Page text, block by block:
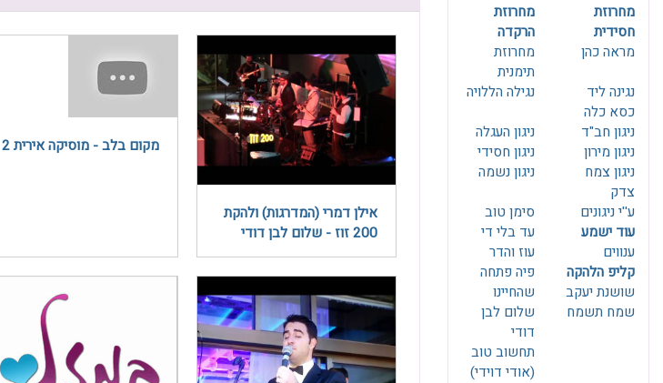
אילן דמרי (המדרגות) ולהקת
200 זוז - שלום לבן דודי
מקום בלב - מוסיקה אירית 2
מחרוזת
הרקדה
מחרוזת
חסידית
מחרוזת
תימנית
מראה כהן
נגילה הללויה
נגינה ליד
כסא כלה
ניגון העגלה
ניגון חב"ד
ניגון חסידי
ניגון מירון
ניגון נשמה
ניגון צמח
צדק
סימן טוב
ע''י ניגונים
עד בלי די
עוד ישמע
עוז והדר
ענווים
פיה פתחה
קליפ הלהקה
שהחיינו
שושנת יעקב
שלום לבן
דודי
שמח תשמח
תחשוב טוב
(אודי דוידי)